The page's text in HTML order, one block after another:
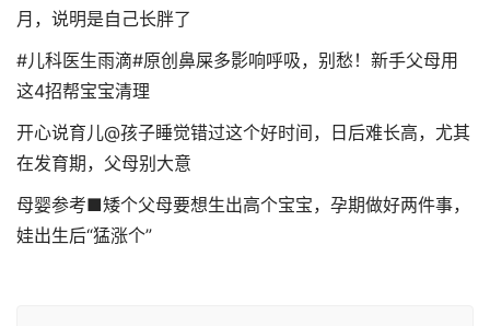
月，说明是自己长胖了
#儿科医生雨滴#原创鼻屎多影响呼吸，别愁！新手父母用
这4招帮宝宝清理
开心说育儿@孩子睡觉错过这个好时间，日后难长高，尤其
在发育期，父母别大意
母婴参考■矮个父母要想生出高个宝宝，孕期做好两件事，
娃出生后“猛涨个”